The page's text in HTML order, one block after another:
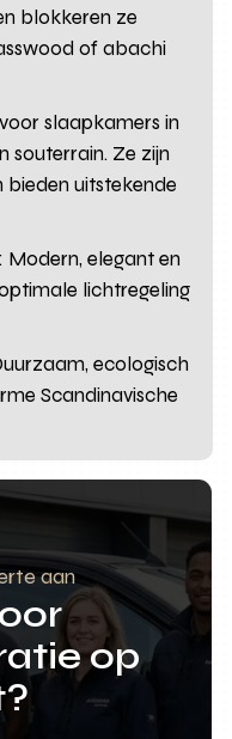
blokkeren ze
of abachi
slaapkamers in
souterrain. Ze zijn
bieden uitstekende
: Modern, elegant en
lichtregeling
ecologisch
Scandinavische
aan
op